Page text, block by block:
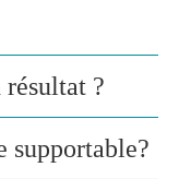
?
supportable?